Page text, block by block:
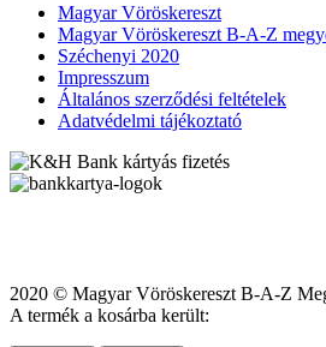
Magyar Vöröskereszt
Magyar Vöröskereszt B-A-Z
Széchenyi 2020
Impresszum
Általános szerződési feltételek
Adatvédelmi tájékoztató
2020 © Magyar Vöröskereszt B-A-Z
A termék a kosárba került: